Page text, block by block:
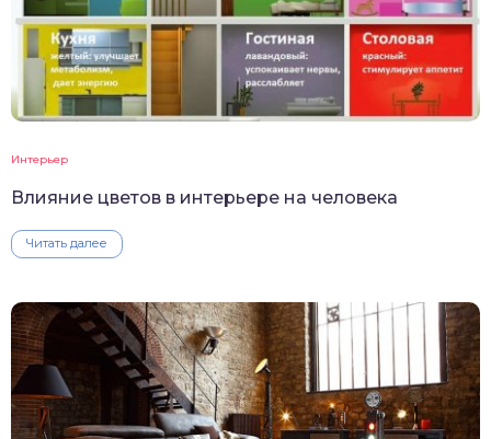
Интерьер
Влияние цветов в интерьере на человека
Читать далее